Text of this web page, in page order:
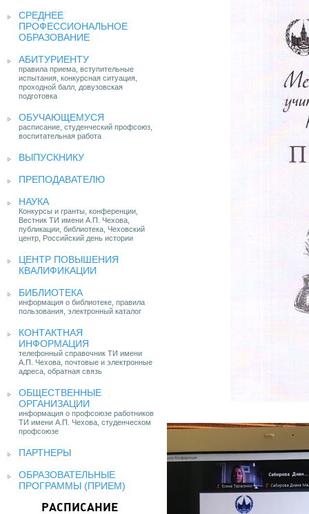
СРЕДНЕЕ
ПРОФЕССИОНАЛЬНОЕ
ОБРАЗОВАНИЕ
АБИТУРИЕНТУ
правила приема, вступительные
испытания, конкурсная ситуация,
проходной балл, довузовская
подготовка
ОБУЧАЮЩЕМУСЯ
расписание, студенческий профсоюз,
воспитательная работа
ВЫПУСКНИКУ
ПРЕПОДАВАТЕЛЮ
НАУКА
Конкурсы и гранты, конференции,
Вестник ТИ имени А.П. Чехова,
публикации, библиотека, Чеховский
центр, Российский день истории
ЦЕНТР ПОВЫШЕНИЯ
КВАЛИФИКАЦИИ
БИБЛИОТЕКА
информация о библиотеке, правила
пользования, электронный каталог
КОНТАКТНАЯ
ИНФОРМАЦИЯ
телефонный справочник ТИ имени
А.П. Чехова, почтовые и электронные
адреса, обратная связь
ОБЩЕСТВЕННЫЕ
ОРГАНИЗАЦИИ
информация о профсоюзе работников
ТИ имени А.П. Чехова, студенческом
профсоюзе
ПАРТНЕРЫ
ОБРАЗОВАТЕЛЬНЫЕ
ПРОГРАММЫ (ПРИЕМ)
РАСПИСАНИЕ